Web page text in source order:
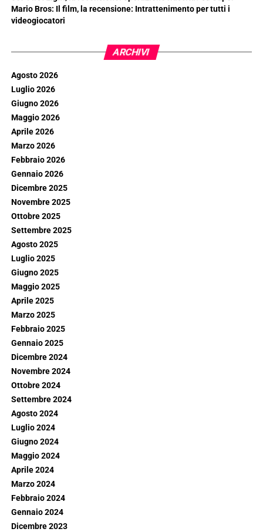
Mario Bros: Il film, la recensione: Intrattenimento per tutti i
videogiocatori
ARCHIVI
Agosto 2026
Luglio 2026
Giugno 2026
Maggio 2026
Aprile 2026
Marzo 2026
Febbraio 2026
Gennaio 2026
Dicembre 2025
Novembre 2025
Ottobre 2025
Settembre 2025
Agosto 2025
Luglio 2025
Giugno 2025
Maggio 2025
Aprile 2025
Marzo 2025
Febbraio 2025
Gennaio 2025
Dicembre 2024
Novembre 2024
Ottobre 2024
Settembre 2024
Agosto 2024
Luglio 2024
Giugno 2024
Maggio 2024
Aprile 2024
Marzo 2024
Febbraio 2024
Gennaio 2024
Dicembre 2023